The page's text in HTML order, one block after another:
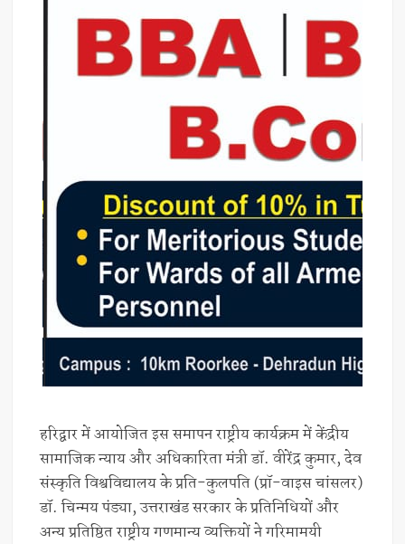
हरिद्वार में आयोजित इस समापन राष्ट्रीय कार्यक्रम में केंद्रीय
सामाजिक न्याय और अधिकारिता मंत्री डॉ. वीरेंद्र कुमार, देव
संस्कृति विश्वविद्यालय के प्रति-कुलपति (प्रॉ-वाइस चांसलर)
डॉ. चिन्मय पंड्या, उत्तराखंड सरकार के प्रतिनिधियों और
अन्य प्रतिष्ठित राष्ट्रीय गणमान्य व्यक्तियों ने गरिमामयी